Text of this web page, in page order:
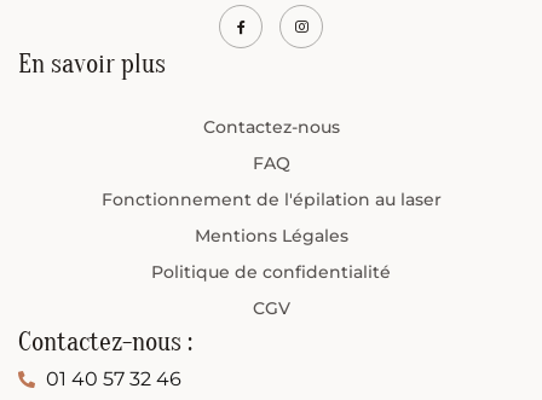
En savoir plus
Contactez-nous
FAQ
Fonctionnement de l'épilation au laser
Mentions Légales
Politique de confidentialité
CGV
Contactez-nous :
01 40 57 32 46